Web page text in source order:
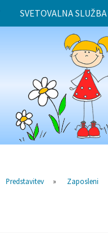
SVETOVALNA SLUŽBA
Predstavitev » Zaposleni